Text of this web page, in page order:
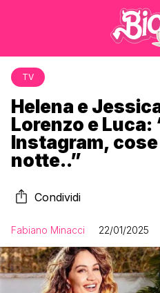
TV
Helena e
Lorenzo e
Instagram,
notte..”
Condividi
Fabiano Minacci 22/01/2025